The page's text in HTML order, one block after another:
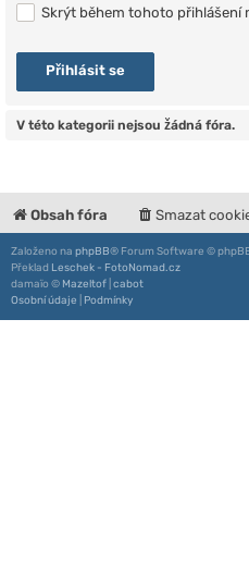
Skrýt během tohoto přihlášení
V této kategorii nejsou žádná fóra.
Obsah fóra Smazat
Založeno na phpBB® Forum Software ©
Překlad Leschek - FotoNomad.cz
damaïo © Mazeltof cabot
Osobní údaje
Podmínky